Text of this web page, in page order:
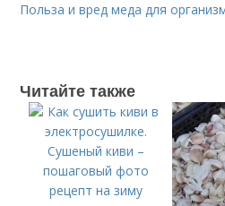
Польза и вред меда для
Читайте также